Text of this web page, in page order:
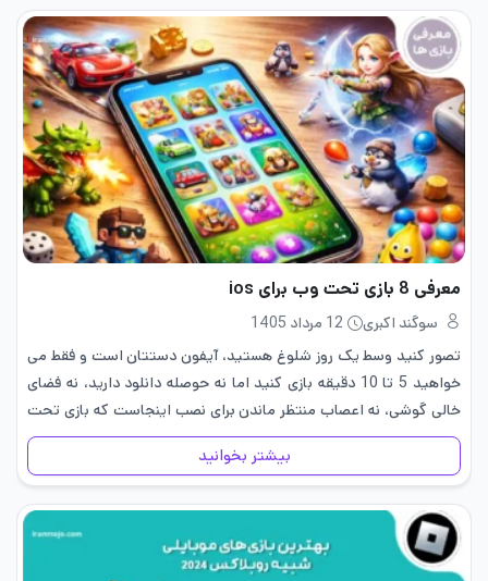
معرفی 8 بازی تحت وب برای ios
سوگند اکبری
12 مرداد 1405
تصور کنید وسط یک روز شلوغ هستید، آیفون دستتان است و فقط می
خواهید 5 تا 10 دقیقه بازی کنید اما نه حوصله دانلود دارید، نه فضای
خالی گوشی، نه اعصاب منتظر ماندن برای نصب اینجاست که بازی تحت
وب…
بیشتر بخوانید